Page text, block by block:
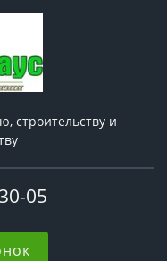
строительству и
05